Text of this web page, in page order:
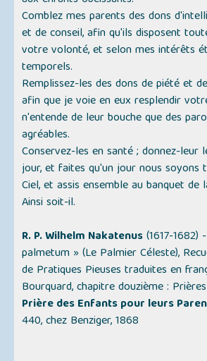
Comblez mes parents des dons
et de conseil, afin qu'ils disposent
votre volonté, et selon mes intérêts
temporels.
Remplissez-les des dons de piété et
afin que je voie en eux resplendir
n'entende de leur bouche que des
agréables.
Conservez-les en santé ; donnez-leur
jour, et faites qu'un jour nous soyons
Ciel, et assis ensemble au banquet de
Ainsi soit-il.
R. P. Wilhelm Nakatenus(1617-
palmetum » (Le Palmier Céleste),
de Pratiques Pieuses traduites en
Bourquard, chapitre douzième :
Prière des Enfants pour leurs
440, chez Benziger, 1868